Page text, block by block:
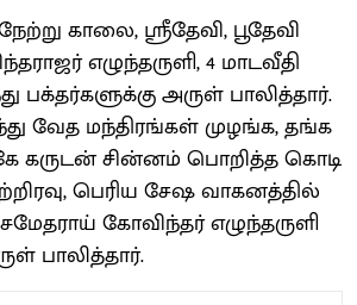
காலை, ஸ்ரீதே​வி, பூதேவி
எழுந்​தருளி, 4 மாட​வீ​தி​
பக்​தர்​களுக்கு அருள் பாலித்​தார்.
வேத மந்​திரங்​கள் முழங்க, தங்க
கருடன் சின்​னம் பொறித்த கொடி
பெரிய சேஷ வாக​னத்​தில்
சமேத​ராய் கோவிந்​தர் எழுந்​தருளி
பாலித்​தார்.